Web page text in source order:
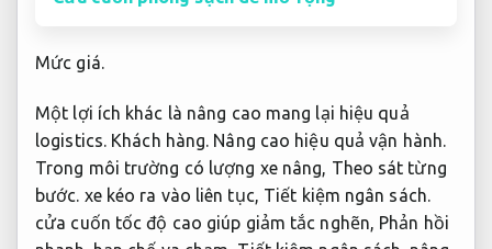
Mức giá.
Một lợi ích khác là nâng cao mang lại hiệu quả
logistics. Khách hàng. Nâng cao hiệu quả vận hành.
Trong môi trường có lượng xe nâng, Theo sát từng
bước. xe kéo ra vào liên tục, Tiết kiệm ngân sách.
cửa cuốn tốc độ cao giúp giảm tắc nghẽn, Phản hồi